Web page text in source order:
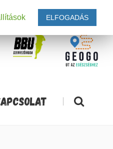
|
ELFOGADÁS